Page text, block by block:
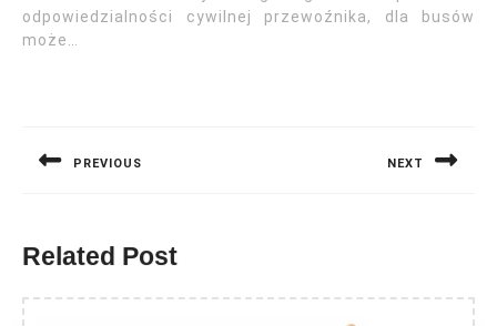
odpowiedzialności cywilnej przewoźnika, dla busów
może…
PREVIOUS NEXT
Related Post